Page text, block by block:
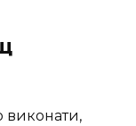
виконати,